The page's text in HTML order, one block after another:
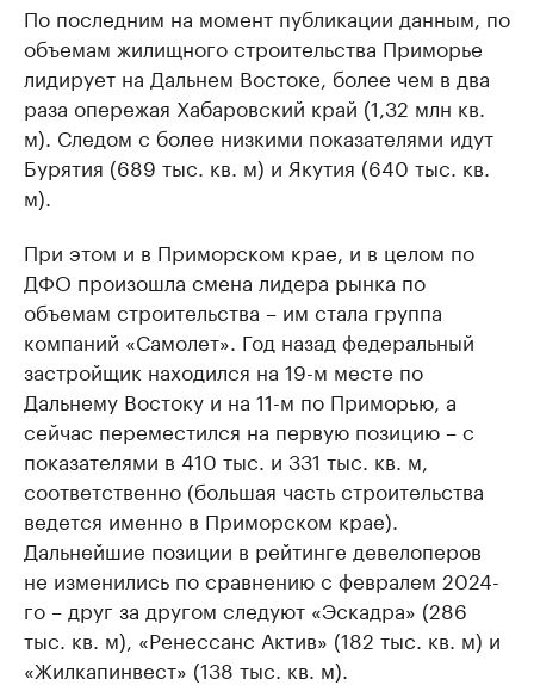
По последним на момент публикации данным, по
объемам жилищного строительства Приморье
лидирует на Дальнем Востоке, более чем в два
раза опережая Хабаровский край (1,32 млн кв.
м). Следом с более низкими показателями идут
Бурятия (689 тыс. кв. м) и Якутия (640 тыс. кв.
м).
При этом и в Приморском крае, и в целом по
ДФО произошла смена лидера рынка по
объемам строительства – им стала группа
компаний «Самолет». Год назад федеральный
застройщик находился на 19-м месте по
Дальнему Востоку и на 11-м по Приморью, а
сейчас переместился на первую позицию – с
показателями в 410 тыс. и 331 тыс. кв. м,
соответственно (большая часть строительства
ведется именно в Приморском крае).
Дальнейшие позиции в рейтинге девелоперов
не изменились по сравнению с февралем 2024-
го – друг за другом следуют «Эскадра» (286
тыс. кв. м), «Ренессанс Актив» (182 тыс. кв. м) и
«Жилкапинвест» (138 тыс. кв. м).